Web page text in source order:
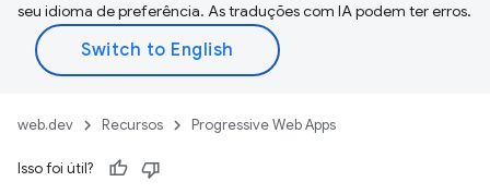
seu idioma de preferência. As traduções com IA podem ter erros.
web.dev Recursos Progressive Web Apps
Isso foi útil?